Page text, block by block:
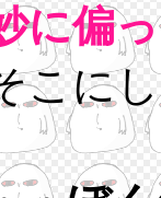
に偏
こに